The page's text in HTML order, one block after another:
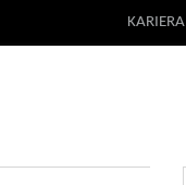
KARIERA